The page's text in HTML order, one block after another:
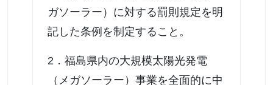
ガソーラー）に対する罰則規定を明
記した条例を制定すること。
2．福島県内の大規模太陽光発電
（メガソーラー）事業を全面的に中